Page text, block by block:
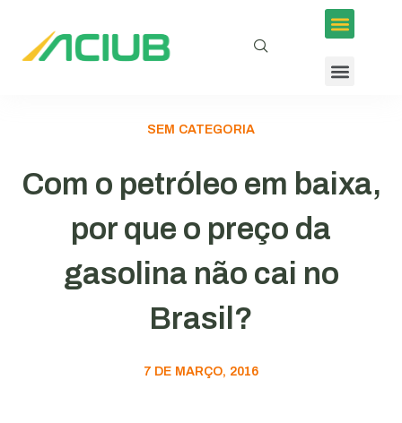
SEM CATEGORIA
Com o petróleo em baixa,
por que o preço da
gasolina não cai no
Brasil?
7 DE MARÇO, 2016